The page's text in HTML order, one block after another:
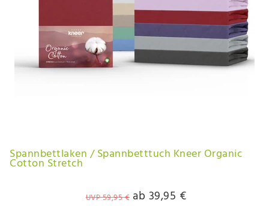
Spannbettlaken / Spannbetttuch Kneer Organic
Cotton Stretch
UVP 59,95 € ab 39,95 €